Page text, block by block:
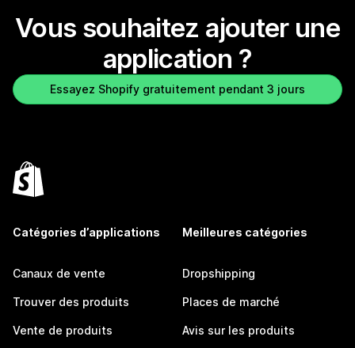
Vous souhaitez ajouter une
application ?
Essayez Shopify gratuitement pendant 3 jours
Catégories d’applications
Canaux de vente
Trouver des produits
Vente de produits
Meilleures catégories
Dropshipping
Places de marché
Avis sur les produits